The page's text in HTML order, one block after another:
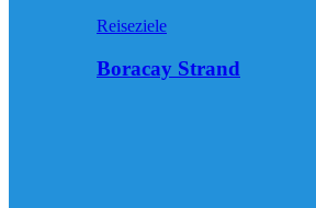
Reiseziele
Boracay Strand